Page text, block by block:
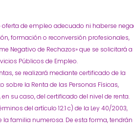
de empleo adecuado ni haberse
formación o reconversión profesionales,
Negativo de Rechazos» que se solicitará a
Públicos de Empleo.
se realizará mediante certificado de la
la Renta de las Personas Físicas,
su caso, del certificado del nivel de renta.
del artículo 12.1 c) de la Ley 40/2003,
la familia numerosa. De esta forma, tendrán